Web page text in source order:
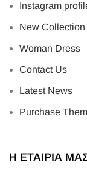
Instagram
New Collection
Woman Dress
Contact Us
Latest News
Purchase
Η ΕΤΑΙΡΙΑ